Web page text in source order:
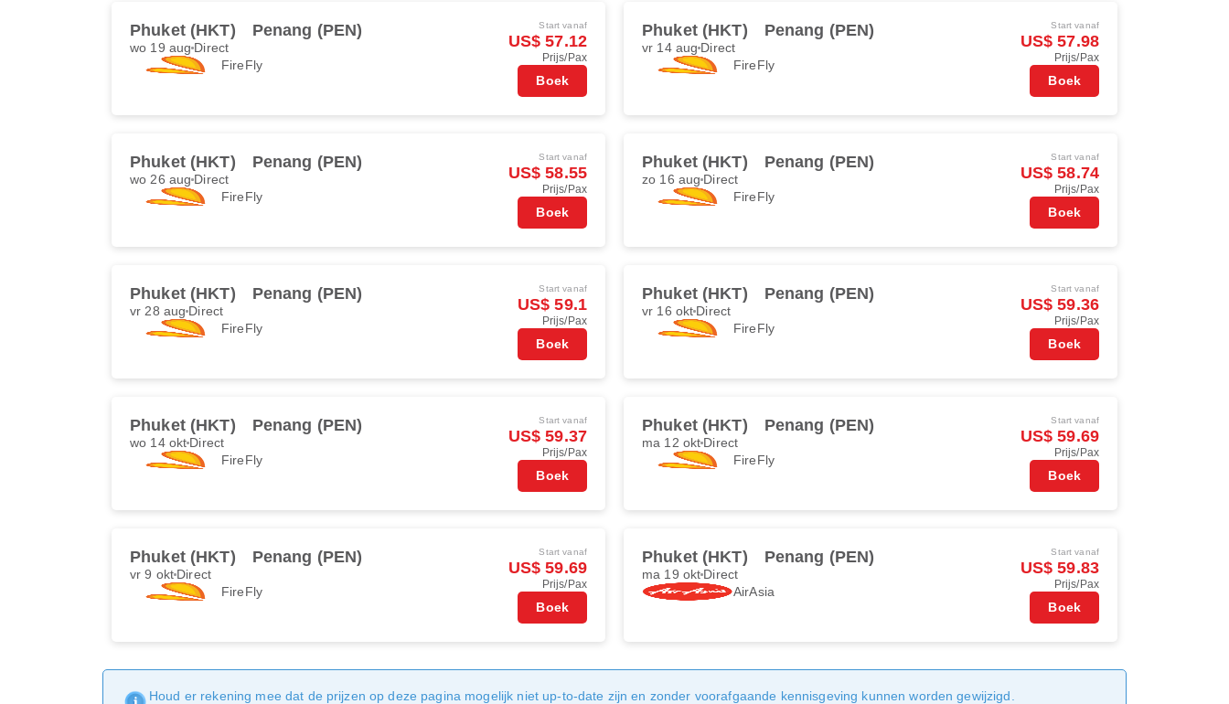
Phuket (HKT) Penang (PEN)
wo 19 aug Direct
FireFly
Start vanaf
US$ 57.12
Prijs/Pax
Boek
Phuket (HKT) Penang (PEN)
vr 14 aug Direct
FireFly
Start vanaf
US$ 57.98
Prijs/Pax
Boek
Phuket (HKT) Penang (PEN)
wo 26 aug Direct
FireFly
Start vanaf
US$ 58.55
Prijs/Pax
Boek
Phuket (HKT) Penang (PEN)
zo 16 aug Direct
FireFly
Start vanaf
US$ 58.74
Prijs/Pax
Boek
Phuket (HKT) Penang (PEN)
vr 28 aug Direct
FireFly
Start vanaf
US$ 59.1
Prijs/Pax
Boek
Phuket (HKT) Penang (PEN)
vr 16 okt Direct
FireFly
Start vanaf
US$ 59.36
Prijs/Pax
Boek
Phuket (HKT) Penang (PEN)
wo 14 okt Direct
FireFly
Start vanaf
US$ 59.37
Prijs/Pax
Boek
Phuket (HKT) Penang (PEN)
ma 12 okt Direct
FireFly
Start vanaf
US$ 59.69
Prijs/Pax
Boek
Phuket (HKT) Penang (PEN)
vr 9 okt Direct
FireFly
Start vanaf
US$ 59.69
Prijs/Pax
Boek
Phuket (HKT) Penang (PEN)
ma 19 okt Direct
AirAsia
Start vanaf
US$ 59.83
Prijs/Pax
Boek
Houd er rekening mee dat de prijzen op deze pagina mogelijk niet up-to-date zijn en zonder voorafgaande kennisgeving kunnen worden gewijzigd.